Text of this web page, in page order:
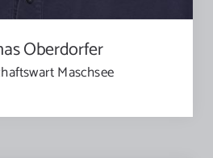
Oberdorfer
Maschsee